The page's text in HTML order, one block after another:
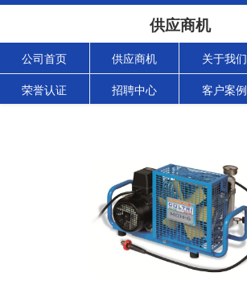
供应商机
公司首页 供应商机 关于我们
荣誉认证 招聘中心 客户案例